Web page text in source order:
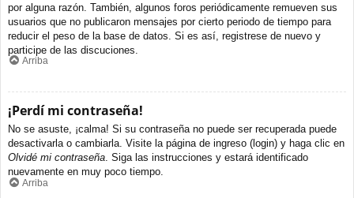
por alguna razón. También, algunos foros periódicamente remueven sus
usuarios que no publicaron mensajes por cierto periodo de tiempo para
reducir el peso de la base de datos. Si es así, registrese de nuevo y
participe de las discuciones.
Arriba
¡Perdí mi contraseña!
No se asuste, ¡calma! Si su contraseña no puede ser recuperada puede
desactivarla o cambiarla. Visite la página de ingreso (login) y haga clic en
Olvidé mi contraseña. Siga las instrucciones y estará identificado
nuevamente en muy poco tiempo.
Arriba